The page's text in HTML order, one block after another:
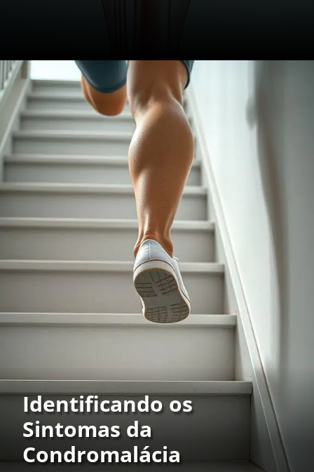
Opening
Identificando os
Sintomas da
Condromalácia